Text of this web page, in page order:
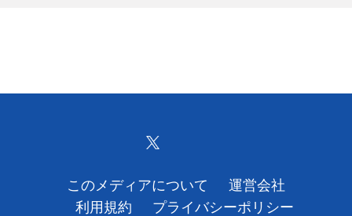
このメディアについて
運営会社
利用規約
プライバシーポリシー